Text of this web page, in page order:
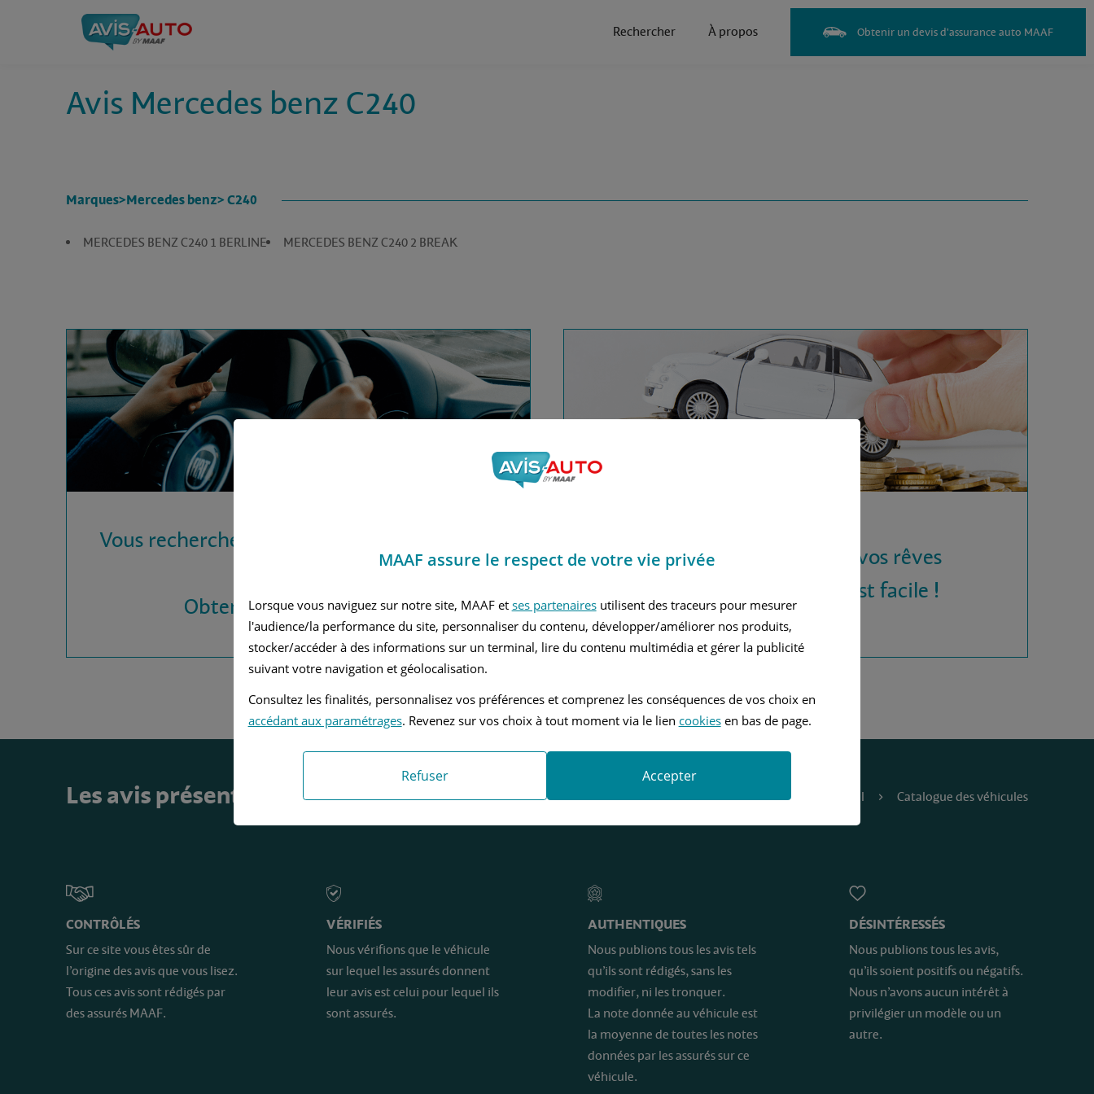
Rechercher À propos Obtenir un devis d'assurance auto MAAF
Avis Mercedes benz C240
Marques>Mercedes benz> C240
MERCEDES BENZ C240 1 BERLINE MERCEDES BENZ C240 2 BREAK
Vous recherchez une assurance automobile
Obtenez vos devis MAAF
Financez la voiture de vos rêves
Avec le crédit auto, c'est facile !
Les avis présents sur ce site sont… Accueil Catalogue des véhicules
CONTRÔLÉS
Sur ce site vous êtes sûr de
l’origine des avis que vous lisez.
Tous ces avis sont rédigés par
des assurés MAAF.
VÉRIFIÉS
Nous vérifions que le véhicule
sur lequel les assurés donnent
leur avis est celui pour lequel ils
sont assurés.
AUTHENTIQUES
Nous publions tous les avis tels
qu’ils sont rédigés, sans les
modifier, ni les tronquer.
La note donnée au véhicule est
la moyenne de toutes les notes
données par les assurés sur ce
véhicule.
DÉSINTÉRESSÉS
Nous publions tous les avis,
qu’ils soient positifs ou négatifs.
Nous n’avons aucun intérêt à
privilégier un modèle ou un
autre.
MAAF assure le respect de votre vie privée
Lorsque vous naviguez sur notre site, MAAF et ses partenairesutilisent des traceurs pour mesurer
l'audience/la performance du site, personnaliser du contenu, développer/améliorer nos produits,
stocker/accéder à des informations sur un terminal, lire du contenu multimédia et gérer la publicité
suivant votre navigation et géolocalisation.
Consultez les finalités, personnalisez vos préférences et comprenez les conséquences de vos choix en
accédant aux paramétrages. Revenez sur vos choix à tout moment via le lien cookiesen bas de page.
Refuser Accepter